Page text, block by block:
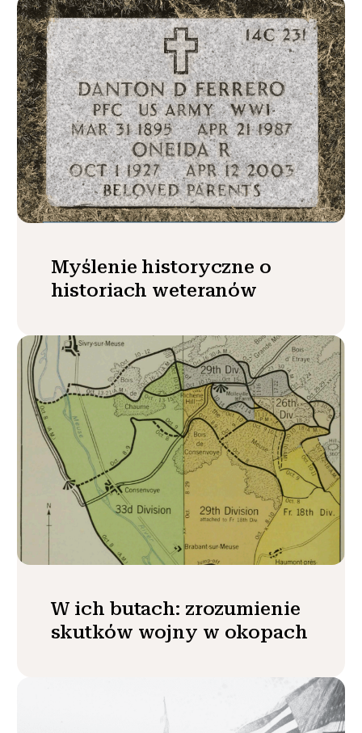
Myślenie historyczne o
historiach weteranów
W ich butach: zrozumienie
skutków wojny w okopach